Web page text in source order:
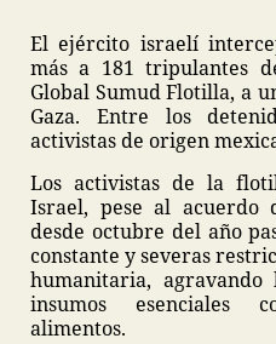
El ejército israelí
más a 181 tripulantes
Global Sumud Flotilla, a
Gaza. Entre los
activistas de origen
Los activistas de la
Israel, pese al acuerdo
desde octubre del año
constante y severas
humanitaria,
insumos esenciales
alimentos.